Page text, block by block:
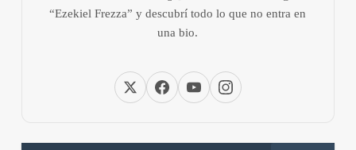
“Ezekiel Frezza” y descubrí todo lo que no entra en
una bio.